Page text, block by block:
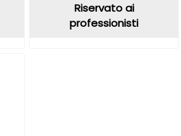
Riservato ai
professionisti